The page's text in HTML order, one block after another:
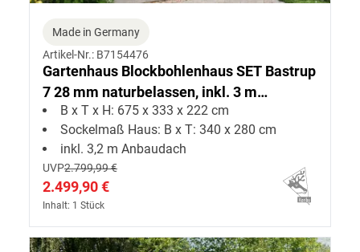
Made in Germany
Artikel-Nr.: B7154476
Gartenhaus Blockbohlenhaus SET Bastrup
7 28 mm naturbelassen, inkl. 3 m
Anbaudach
B x T x H: 675 x 333 x 222 cm
Sockelmaß Haus: B x T: 340 x 280 cm
inkl. 3,2 m Anbaudach
UVP2.799,99 €
2.499,90 €
Inhalt: 1 Stück